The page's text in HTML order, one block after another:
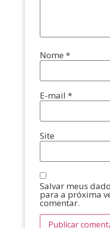
Nome *
E-mail *
Site
Salvar meus
para a próxima
comentar.